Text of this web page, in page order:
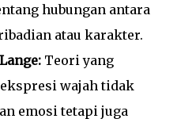
hubungan antara
atau karakter.
Teori yang
wajah tidak
emosi tetapi juga